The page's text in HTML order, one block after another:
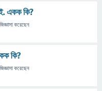
একক কি?
জিজ্ঞাসা করেছেন
কি?
জিজ্ঞাসা করেছেন